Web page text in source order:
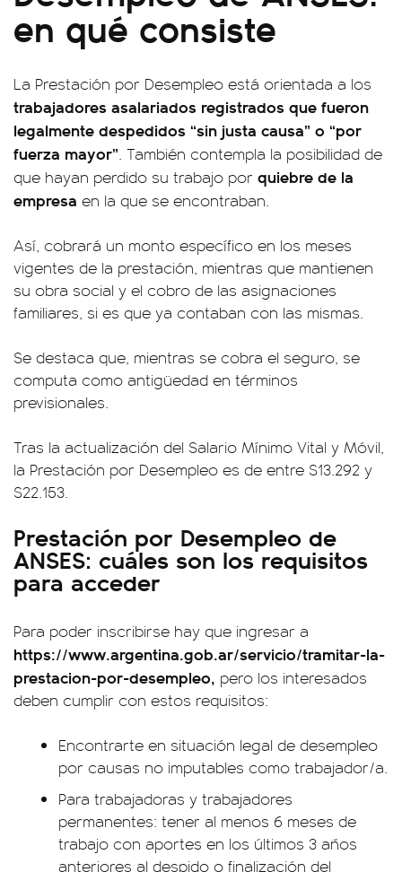
en qué consiste
La Prestación por Desempleo está orientada a los
trabajadores asalariados registrados que fueron
legalmente despedidos “sin justa causa” o “por
fuerza mayor”. También contempla la posibilidad de
que hayan perdido su trabajo por quiebre de la
empresa en la que se encontraban.
Así, cobrará un monto específico en los meses
vigentes de la prestación, mientras que mantienen
su obra social y el cobro de las asignaciones
familiares, si es que ya contaban con las mismas.
Se destaca que, mientras se cobra el seguro, se
computa como antigüedad en términos
previsionales.
Tras la actualización del Salario Mínimo Vital y Móvil,
la Prestación por Desempleo es de entre $13.292 y
$22.153.
Prestación por Desempleo de
ANSES: cuáles son los requisitos
para acceder
Para poder inscribirse hay que ingresar a
https://www.argentina.gob.ar/servicio/tramitar-la-
prestacion-por-desempleo, pero los interesados
deben cumplir con estos requisitos:
Encontrarte en situación legal de desempleo
por causas no imputables como trabajador/a.
Para trabajadoras y trabajadores
permanentes: tener al menos 6 meses de
trabajo con aportes en los últimos 3 años
anteriores al despido o finalización del